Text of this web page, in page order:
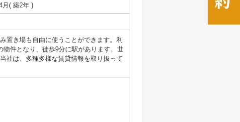
月( 築2年 )
置き場も自由に使うことができます。利
件となり、徒歩9分に駅があります。世
社は、多種多様な賃貸情報を取り扱って